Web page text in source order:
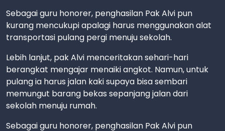
Sebagai guru honorer, penghasilan Pak Alvi pun
kurang mencukupi apalagi harus menggunakan alat
transportasi pulang pergi menuju sekolah.
Lebih lanjut, pak Alvi menceritakan sehari-hari
berangkat mengajar menaiki angkot. Namun, untuk
pulang ia harus jalan kaki supaya bisa sembari
memungut barang bekas sepanjang jalan dari
sekolah menuju rumah.
Sebagai guru honorer, penghasilan Pak Alvi pun